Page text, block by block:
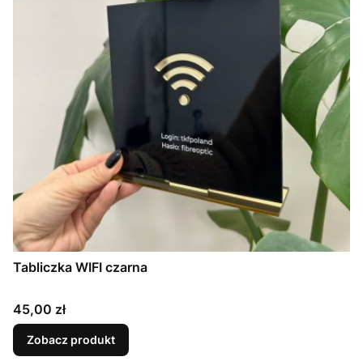
Tabliczka WIFI czarna
Cena
45,00 zł
Zobacz produkt